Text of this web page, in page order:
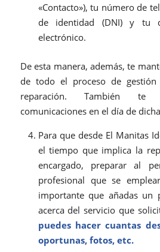
«Contacto»), tu número de
de identidad (DNI) y tu
electrónico.
De esta manera, además, te
de todo el proceso de
reparación. También te
comunicaciones en el día de
Para que desde El Manitas
el tiempo que implica la
encargado, preparar al
profesional que se
importante que añadas un
acerca del servicio que
puedes hacer cuantas
oportunas, fotos, etc.